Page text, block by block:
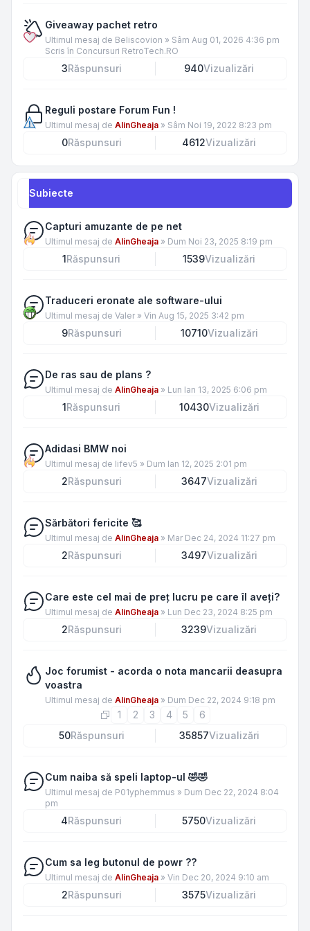
Giveaway pachet retro
Ultimul mesaj de Beliscovion » Sâm Aug 01, 2026 4:36 pm
Scris în Concursuri RetroTech.RO
3Răspunsuri 940Vizualizări
Reguli postare Forum Fun !
Ultimul mesaj de AlinGheaja » Sâm Noi 19, 2022 8:23 pm
0Răspunsuri 4612Vizualizări
Subiecte
Capturi amuzante de pe net
Ultimul mesaj de AlinGheaja » Dum Noi 23, 2025 8:19 pm
1Răspunsuri 1539Vizualizări
Traduceri eronate ale software-ului
Ultimul mesaj de Valer » Vin Aug 15, 2025 3:42 pm
9Răspunsuri 10710Vizualizări
De ras sau de plans ?
Ultimul mesaj de AlinGheaja » Lun Ian 13, 2025 6:06 pm
1Răspunsuri 10430Vizualizări
Adidasi BMW noi
Ultimul mesaj de lifev5 » Dum Ian 12, 2025 2:01 pm
2Răspunsuri 3647Vizualizări
Sărbători fericite 🥰
Ultimul mesaj de AlinGheaja » Mar Dec 24, 2024 11:27 pm
2Răspunsuri 3497Vizualizări
Care este cel mai de preț lucru pe care îl aveți?
Ultimul mesaj de AlinGheaja » Lun Dec 23, 2024 8:25 pm
2Răspunsuri 3239Vizualizări
Joc forumist - acorda o nota mancarii deasupra
voastra
Ultimul mesaj de AlinGheaja » Dum Dec 22, 2024 9:18 pm
1 2 3 4 5
6
50Răspunsuri 35857Vizualizări
Cum naiba să speli laptop-ul 🤣🤣
Ultimul mesaj de P01yphemmus » Dum Dec 22, 2024 8:04
pm
4Răspunsuri 5750Vizualizări
Cum sa leg butonul de powr ??
Ultimul mesaj de AlinGheaja » Vin Dec 20, 2024 9:10 am
2Răspunsuri 3575Vizualizări